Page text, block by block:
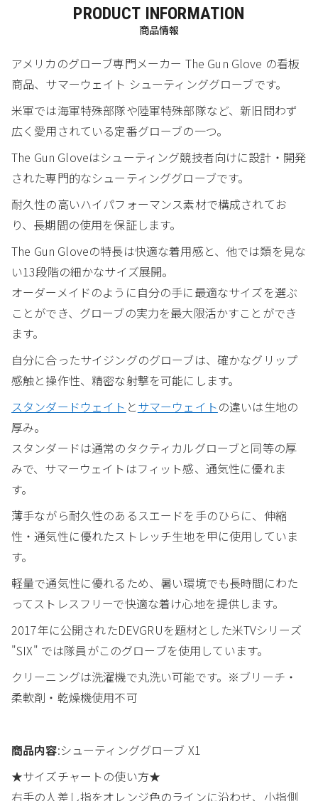
PRODUCT INFORMATION
商品情報
アメリカのグローブ専門メーカー The Gun Glove の看板
商品、サマーウェイト シューティンググローブです。
米軍では海軍特殊部隊や陸軍特殊部隊など、新旧問わず
広く愛用されている定番グローブの一つ。
The Gun Gloveはシューティング競技者向けに設計・開発
された専門的なシューティンググローブです。
耐久性の高いハイパフォーマンス素材で構成されてお
り、長期間の使用を保証します。
The Gun Gloveの特長は快適な着用感と、他では類を見な
い13段階の細かなサイズ展開。
オーダーメイドのように自分の手に最適なサイズを選ぶ
ことができ、グローブの実力を最大限活かすことができ
ます。
自分に合ったサイジングのグローブは、確かなグリップ
感触と操作性、精密な射撃を可能にします。
スタンダードウェイト とサマーウェイトの違いは生地の
厚み。
スタンダードは通常のタクティカルグローブと同等の厚
みで、サマーウェイトはフィット感、通気性に優れま
す。
薄手ながら耐久性のあるスエードを手のひらに、伸縮
性・通気性に優れたストレッチ生地を甲に使用していま
す。
軽量で通気性に優れるため、暑い環境でも長時間にわた
ってストレスフリーで快適な着け心地を提供します。
2017年に公開されたDEVGRUを題材とした米TVシリーズ
"SIX" では隊員がこのグローブを使用しています。
クリーニングは洗濯機で丸洗い可能です。※ブリーチ・
柔軟剤・乾燥機使用不可
商品内容:シューティンググローブ X1
★サイズチャートの使い方★
右手の人差し指をオレンジ色のラインに沿わせ、小指側